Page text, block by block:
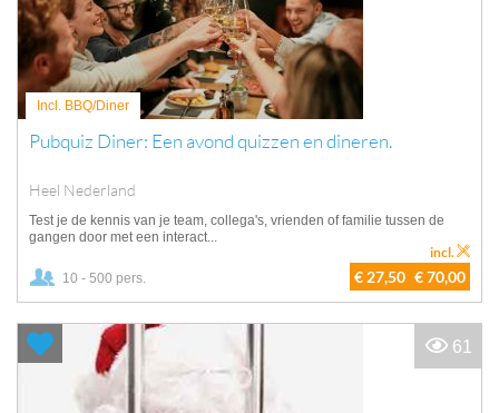
Incl. BBQ/Diner
Pubquiz Diner: Een avond quizzen en dineren.
Heel Nederland
Test je de kennis van je team, collega's, vrienden of familie tussen de
gangen door met een interact...
10 - 500 pers. € 27,50 € 70,00
incl.
61